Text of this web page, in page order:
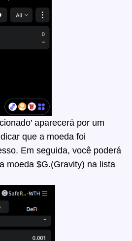
aparecerá por um
que a moeda foi
Em seguida, você poderá
moeda $G.(Gravity) na lista